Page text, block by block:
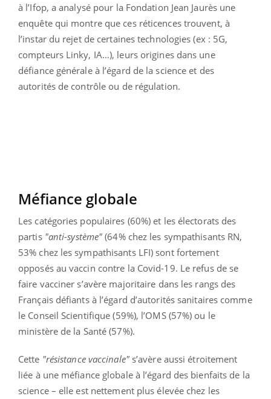
à l’Ifop, a analysé pour la Fondation Jean Jaurès une
enquête qui montre que ces réticences trouvent, à
l’instar du rejet de certaines technologies (ex : 5G,
compteurs Linky, IA…), leurs origines dans une
défiance générale à l’égard de la science et des
autorités de contrôle ou de régulation.
Méfiance globale
Les catégories populaires (60%) et les électorats des
partis "anti-système" (64% chez les sympathisants RN,
53% chez les sympathisants LFI) sont fortement
opposés au vaccin contre la Covid-19. Le refus de se
faire vacciner s’avère majoritaire dans les rangs des
Français défiants à l’égard d’autorités sanitaires comme
le Conseil Scientifique (59%), l’OMS (57%) ou le
ministère de la Santé (57%).
Cette "résistance vaccinale"s’avère aussi étroitement
liée à une méfiance globale à l’égard des bienfaits de la
science – elle est nettement plus élevée chez les